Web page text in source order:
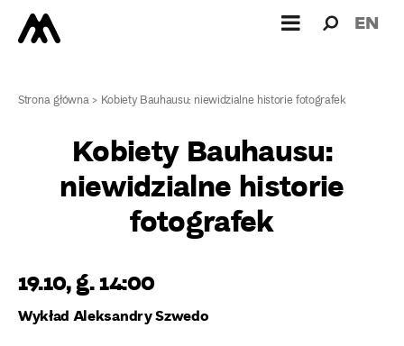
dla: EN
Strona główna> Kobiety Bauhausu: niewidzialne historie fotografek
Kobiety Bauhausu:
niewidzialne historie
fotografek
19.10, g. 14:00
Wykład Aleksandry Szwedo